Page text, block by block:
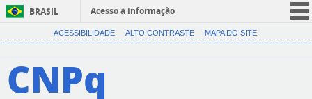
BRASIL
Acesso à informação
CORONAVÍRUS (COVID-19)
ACESSIBILIDADE ALTO CONTRASTE MAPA DO SITE
CNPq